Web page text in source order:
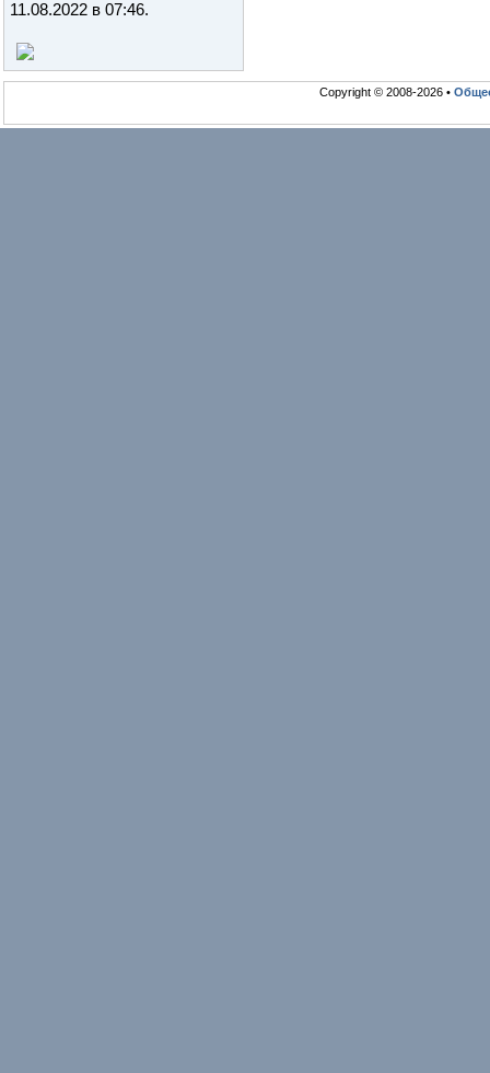
11.08.2022 в 07:46.
Copyright © 2008-2026 •